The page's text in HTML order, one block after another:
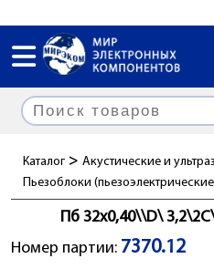
Каталог > Акустические и
Пьезоблоки
Пб 32x0,40\\D\
Номер партии: 7370.12